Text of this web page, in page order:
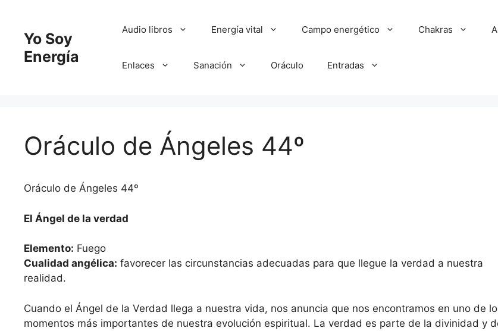
contenidoYo Soy
Energía
Audio libros Energía vital Campo energético Chakras
Enlaces Sanación Oráculo Entradas
Oráculo de Ángeles 44º
Oráculo de Ángeles 44º
El Ángel de la verdad
Elemento: Fuego
Cualidad angélica: favorecer las circunstancias adecuadas para que llegue la verdad a nuestra
realidad.
Cuando el Ángel de la Verdad llega a nuestra vida, nos anuncia que nos encontra­mos en uno de
momentos más importantes de nuestra evolución espiritual. La verdad es parte de la divinidad y